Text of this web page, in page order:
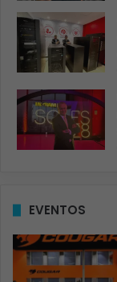
EVENTOS